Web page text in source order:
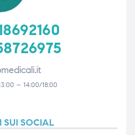
– 14:00/18:00
SUI SOCIAL